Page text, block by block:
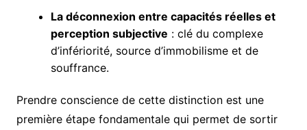
La déconnexion entre capacités réelles et
perception subjective : clé du complexe
d’infériorité, source d’immobilisme et de
souffrance.
Prendre conscience de cette distinction est une
première étape fondamentale qui permet de sortir